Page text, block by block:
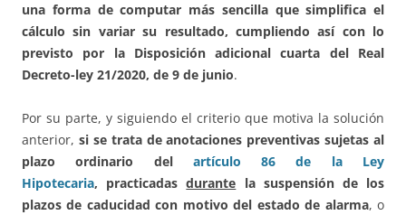
una forma de computar más sencilla que simplifica el
cálculo sin variar su resultado, cumpliendo así con lo
previsto por la Disposición adicional cuarta del Real
Decreto-ley 21/2020, de 9 de junio.
Por su parte, y siguiendo el criterio que motiva la solución
anterior, si se trata deanotaciones preventivas sujetas al
plazo ordinario del artículo 86 de la Ley
Hipotecaria, practicadasdurante la suspensión de los
plazos de caducidad con motivo del estado de alarma, o